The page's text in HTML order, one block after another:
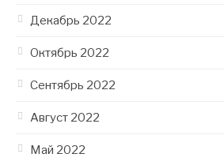
Декабрь 2022
Октябрь 2022
Сентябрь 2022
Август 2022
Май 2022